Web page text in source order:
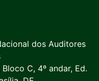
dos Auditores
C, 4º andar, Ed.